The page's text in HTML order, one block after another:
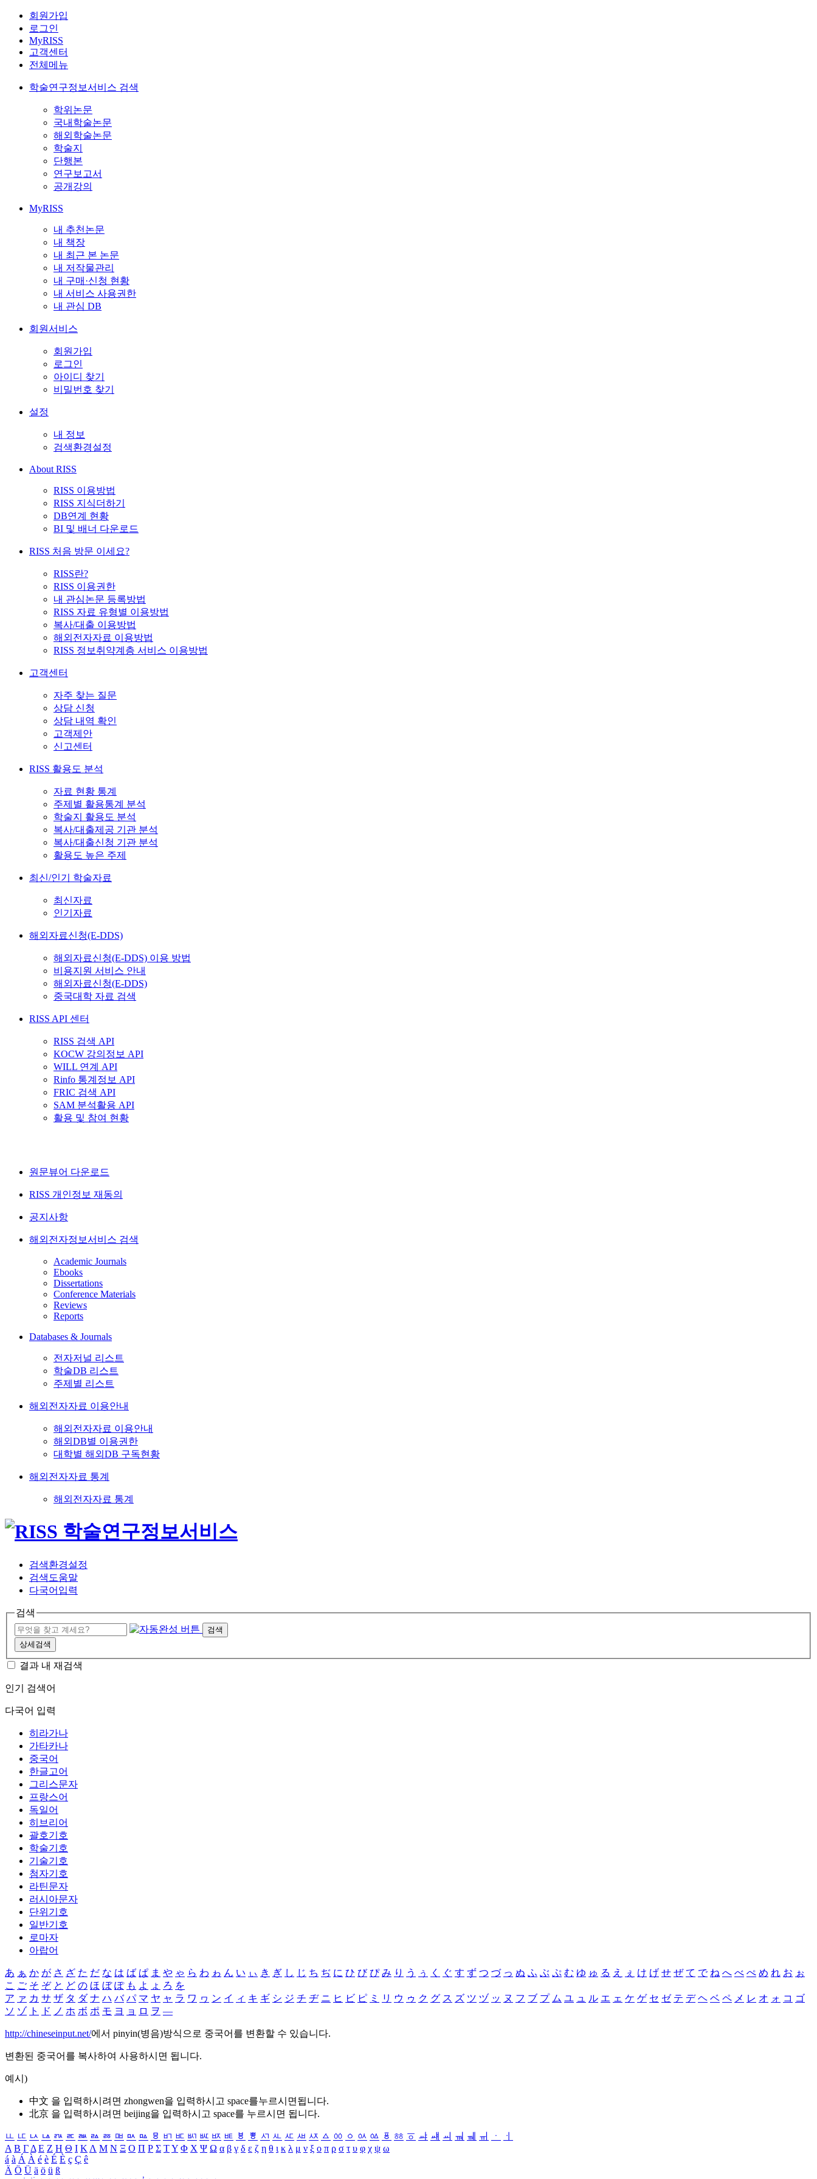
회원가입
로그인
MyRISS
고객센터
전체메뉴
학술연구정보서비스 검색
학위논문
국내학술논문
해외학술논문
학술지
단행본
연구보고서
공개강의
MyRISS
내 추천논문
내 책장
내 최근 본 논문
내 저작물관리
내 구매·신청 현황
내 서비스 사용권한
내 관심 DB
회원서비스
회원가입
로그인
아이디 찾기
비밀번호 찾기
설정
내 정보
검색환경설정
About RISS
RISS 이용방법
RISS 지식더하기
DB연계 현황
BI 및 배너 다운로드
RISS 처음 방문 이세요?
RISS란?
RISS 이용권한
내 관심논문 등록방법
RISS 자료 유형별 이용방법
복사/대출 이용방법
해외전자자료 이용방법
RISS 정보취약계층 서비스 이용방법
고객센터
자주 찾는 질문
상담 신청
상담 내역 확인
고객제안
신고센터
RISS 활용도 분석
자료 현황 통계
주제별 활용통계 분석
학술지 활용도 분석
복사/대출제공 기관 분석
복사/대출신청 기관 분석
활용도 높은 주제
최신/인기 학술자료
최신자료
인기자료
해외자료신청(E-DDS)
해외자료신청(E-DDS) 이용 방법
비용지원 서비스 안내
해외자료신청(E-DDS)
중국대학 자료 검색
RISS API 센터
RISS 검색 API
KOCW 강의정보 API
WILL 연계 API
Rinfo 통계정보 API
FRIC 검색 API
SAM 분석활용 API
활용 및 참여 현황
원문뷰어 다운로드
RISS 개인정보 재동의
공지사항
해외전자정보서비스 검색
Academic Journals
Ebooks
Dissertations
Conference Materials
Reviews
Reports
Databases & Journals
전자저널 리스트
학술DB 리스트
주제별 리스트
해외전자자료 이용안내
해외전자자료 이용안내
해외DB별 이용권한
대학별 해외DB 구독현황
해외전자자료 통계
해외전자자료 통계
검색환경설정
검색도움말
다국어입력
검색
검색
상세검색
결과 내 재검색
인기 검색어
다국어 입력
히라가나
가타카나
중국어
한글고어
그리스문자
프랑스어
독일어
히브리어
괄호기호
학술기호
기술기호
첨자기호
라틴문자
러시아문자
단위기호
일반기호
로마자
아랍어
あ ぁ か が さ ざ た だ な は ば ぱ ま や ゃ ら わ ゎ ん い ぃ き ぎ し じ ち ぢ に ひ び ぴ み り う ぅ く ぐ す ず つ づ っ ぬ ふ ぶ ぷ む ゆ ゅ る え ぇ け げ せ ぜ て で ね へ べ ぺ め れ お ぉ
こ ご そ ぞ と ど の ほ ぼ ぽ も よ ょ ろ を
ア ァ カ サ ザ タ ダ ナ ハ バ パ マ ヤ ャ ラ ワ ヮ ン イ ィ キ ギ シ ジ チ ヂ ニ ヒ ビ ピ ミ リ ウ ゥ ク グ ス ズ ツ ヅ ッ ヌ フ ブ プ ム ユ ュ ル エ ェ ケ ゲ セ ゼ テ デ ヘ ベ ペ メ レ オ ォ コ ゴ
ソ ゾ ト ド ノ ホ ボ ポ モ ヨ ョ ロ ヲ ―
http://chineseinput.net/에서 pinyin(병음)방식으로 중국어를 변환할 수 있습니다.
변환된 중국어를 복사하여 사용하시면 됩니다.
예시)
中文 을 입력하시려면 zhongwen을 입력하시고 space를누르시면됩니다.
北京 을 입력하시려면 beijing을 입력하시고 space를 누르시면 됩니다.
ㅥ ㅦ ㅧ ㅨ ㅩ ㅪ ㅫ ㅬ ㅭ ㅮ ㅯ ㅰ ㅱ ㅲ ㅳ ㅴ ㅵ ㅶ ㅷ ㅸ ㅹ ㅺ ㅻ ㅼ ㅽ ㅾ ㅿ ㆀ ㆁ ㆂ ㆃ ㆄ ㆅ ㆆ ㆇ ㆈ ㆉ ㆊ ㆋ ㆌ ㆍ
ㆎ
Α Β ΓΔ Ε Ζ Η Θ Ι ΚΛ Μ Ν Ξ Ο Π Ρ Σ ΤΥ Φ Χ Ψ Ω α β γ δ ε ζ η θ ι κ λ μ ν ξ ο π ρ σ τ υ φ χ ψ ω
á à Á À é è É È ç Ç ê
Ä Ö Ü ä ö ü ß